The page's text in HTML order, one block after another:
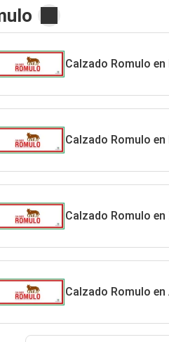
Calzado Romulo
Calzado Romulo en
Calzado Romulo
Calzado Romulo